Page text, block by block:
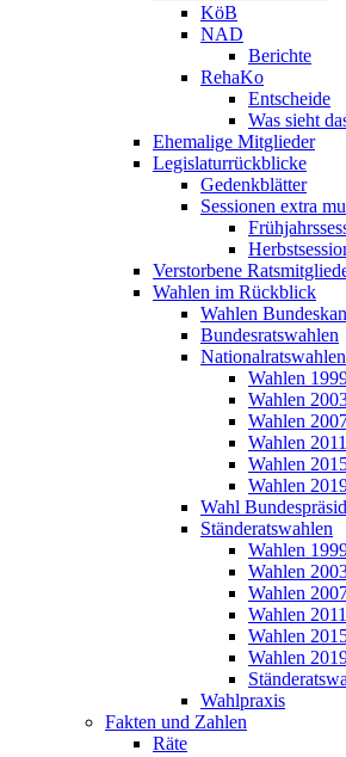
KöB
NAD
Berichte
RehaKo
Entscheide
Was sieht
Ehemalige Mitglieder
Legislaturrückblicke
Gedenkblätter
Sessionen extra
Verstorbene
Wahlen im Rückblick
Wahlen
Bundesratswahlen
Nationalratswahlen
Wahlen
Wahlen
Wahlen
Wahlen 2011
Wahlen
Wahlen
Wahl
Ständeratswahlen
Wahlen
Wahlen
Wahlen
Wahlen 2011
Wahlen
Wahlen
Wahlpraxis
Fakten und Zahlen
Räte